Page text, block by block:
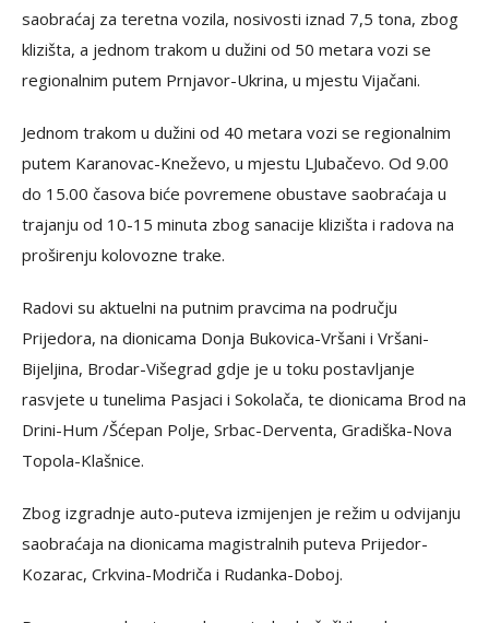
saobraćaj za teretna vozila, nosivosti iznad 7,5 tona, zbog
klizišta, a jednom trakom u dužini od 50 metara vozi se
regionalnim putem Prnjavor-Ukrina, u mjestu Vijačani.
Jednom trakom u dužini od 40 metara vozi se regionalnim
putem Karanovac-Kneževo, u mjestu LJubačevo. Od 9.00
do 15.00 časova biće povremene obustave saobraćaja u
trajanju od 10-15 minuta zbog sanacije klizišta i radova na
proširenju kolovozne trake.
Radovi su aktuelni na putnim pravcima na području
Prijedora, na dionicama Donja Bukovica-Vršani i Vršani-
Bijeljina, Brodar-Višegrad gdje je u toku postavljanje
rasvjete u tunelima Pasjaci i Sokolača, te dionicama Brod na
Drini-Hum /Šćepan Polje, Srbac-Derventa, Gradiška-Nova
Topola-Klašnice.
Zbog izgradnje auto-puteva izmijenjen je režim u odvijanju
saobraćaja na dionicama magistralnih puteva Prijedor-
Kozarac, Crkvina-Modriča i Rudanka-Doboj.